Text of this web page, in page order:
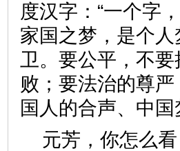
度汉字：“一个字
家国之梦，是个
卫。要公平，不
败；要法治的尊
国人的合声、
元芳，你怎